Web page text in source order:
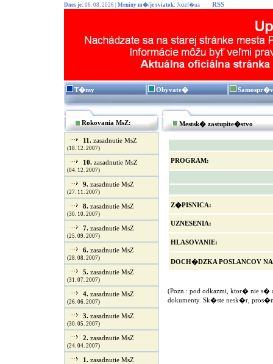
Dnes je: 06. 08. 2026 | Meniny m�/je sviatok: Jozef�na RSS
T�my Obyvate�
Rokovania MsZ:
11. zasadnutie MsZ
(18. 12. 2007)
10. zasadnutie MsZ
(04. 12. 2007)
9. zasadnutie MsZ
(27. 11. 2007)
8. zasadnutie MsZ
(30. 10. 2007)
7. zasadnutie MsZ
(25. 09. 2007)
6. zasadnutie MsZ
(28. 08. 2007)
5. zasadnutie MsZ
(31. 07. 2007)
4. zasadnutie MsZ
(26. 06. 2007)
3. zasadnutie MsZ
(30. 05. 2007)
2. zasadnutie MsZ
(24. 04. 2007)
1. zasadnutie MsZ
Mestsk� zastupite�stvo
PROGRAM:
Z�PISNICA:
UZNESENIA:
HLASOVANIE:
DOCH�DZKA POSLANCOV
(Pozn.: pod odkazmi, ktor� nie
dokumenty. Sk�ste nesk�r,